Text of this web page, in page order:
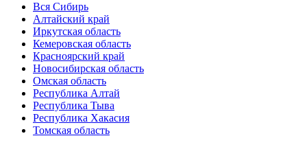
Вся Сибирь
Алтайский край
Иркутская область
Кемеровская область
Красноярский край
Новосибирская область
Омская область
Республика Алтай
Республика Тыва
Республика Хакасия
Томская область